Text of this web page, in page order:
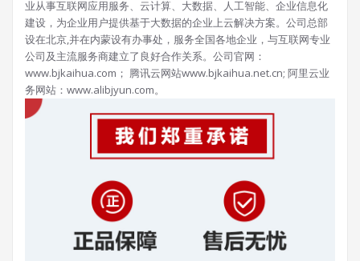
业从事互联网应用服务、云计算、大数据、人工智能、企业信息化
建设，为企业用户提供基于大数据的企业上云解决方案。公司总部
设在北京,并在内蒙设有办事处，服务全国各地企业，与互联网专业
公司及主流服务商建立了良好合作关系。公司官网：
www.bjkaihua.com； 腾讯云网站www.bjkaihua.net.cn; 阿里云业
务网站：www.alibjyun.com。